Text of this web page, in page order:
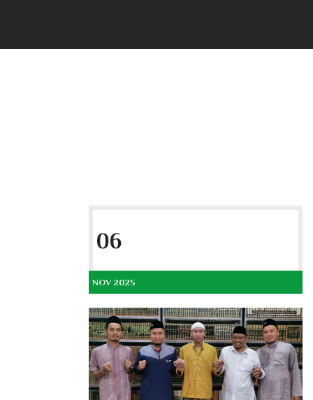
06
NOV 2025